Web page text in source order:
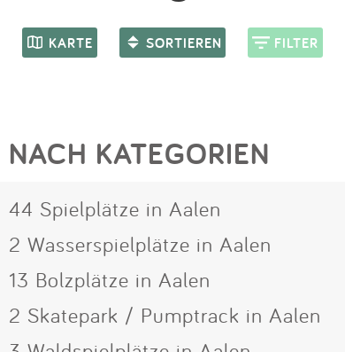
KARTE SORTIEREN FILTER
NACH KATEGORIEN
44 Spielplätze in Aalen
2 Wasserspielplätze in Aalen
13 Bolzplätze in Aalen
2 Skatepark / Pumptrack in Aalen